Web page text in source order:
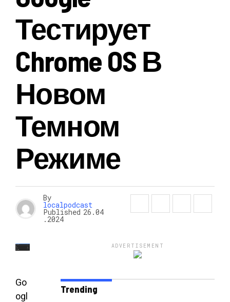
Тестирует
Chrome OS В
Новом
Темном
Режиме
By
localpodcast
Published 26.04
.2024
Go
ogl
ADVERTISEMENT
Trending